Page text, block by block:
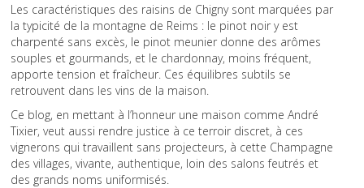
Les caractéristiques des raisins de Chigny sont marquées par
la typicité de la montagne de Reims : le pinot noir y est
charpenté sans excès, le pinot meunier donne des arômes
souples et gourmands, et le chardonnay, moins fréquent,
apporte tension et fraîcheur. Ces équilibres subtils se
retrouvent dans les vins de la maison.
Ce blog, en mettant à l’honneur une maison comme André
Tixier, veut aussi rendre justice à ce terroir discret, à ces
vignerons qui travaillent sans projecteurs, à cette Champagne
des villages, vivante, authentique, loin des salons feutrés et
des grands noms uniformisés.